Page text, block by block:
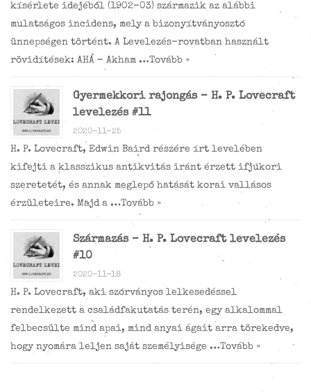
kísérlete idejéből (1902-03) származik az alábbi
mulatságos incidens, mely a bizonyítványosztó
ünnepségen történt. A Levelezés-rovatban használt
rövidítések: AHÁ – Akham …Tovább »
Gyermekkori rajongás – H. P. Lovecraft
levelezés #11
2020-11-25
H. P. Lovecraft, Edwin Baird részére írt levelében
kifejti a klasszikus antikvitás iránt érzett ifjúkori
szeretetét, és annak meglepő hatását korai vallásos
érzületeire. Majd a …Tovább »
Származás – H. P. Lovecraft levelezés
#10
2020-11-18
H. P. Lovecraft, aki szórványos lelkesedéssel
rendelkezett a családfakutatás terén, egy alkalommal
felbecsülte mind apai, mind anyai ágait arra törekedve,
hogy nyomára leljen saját személyisége …Tovább »